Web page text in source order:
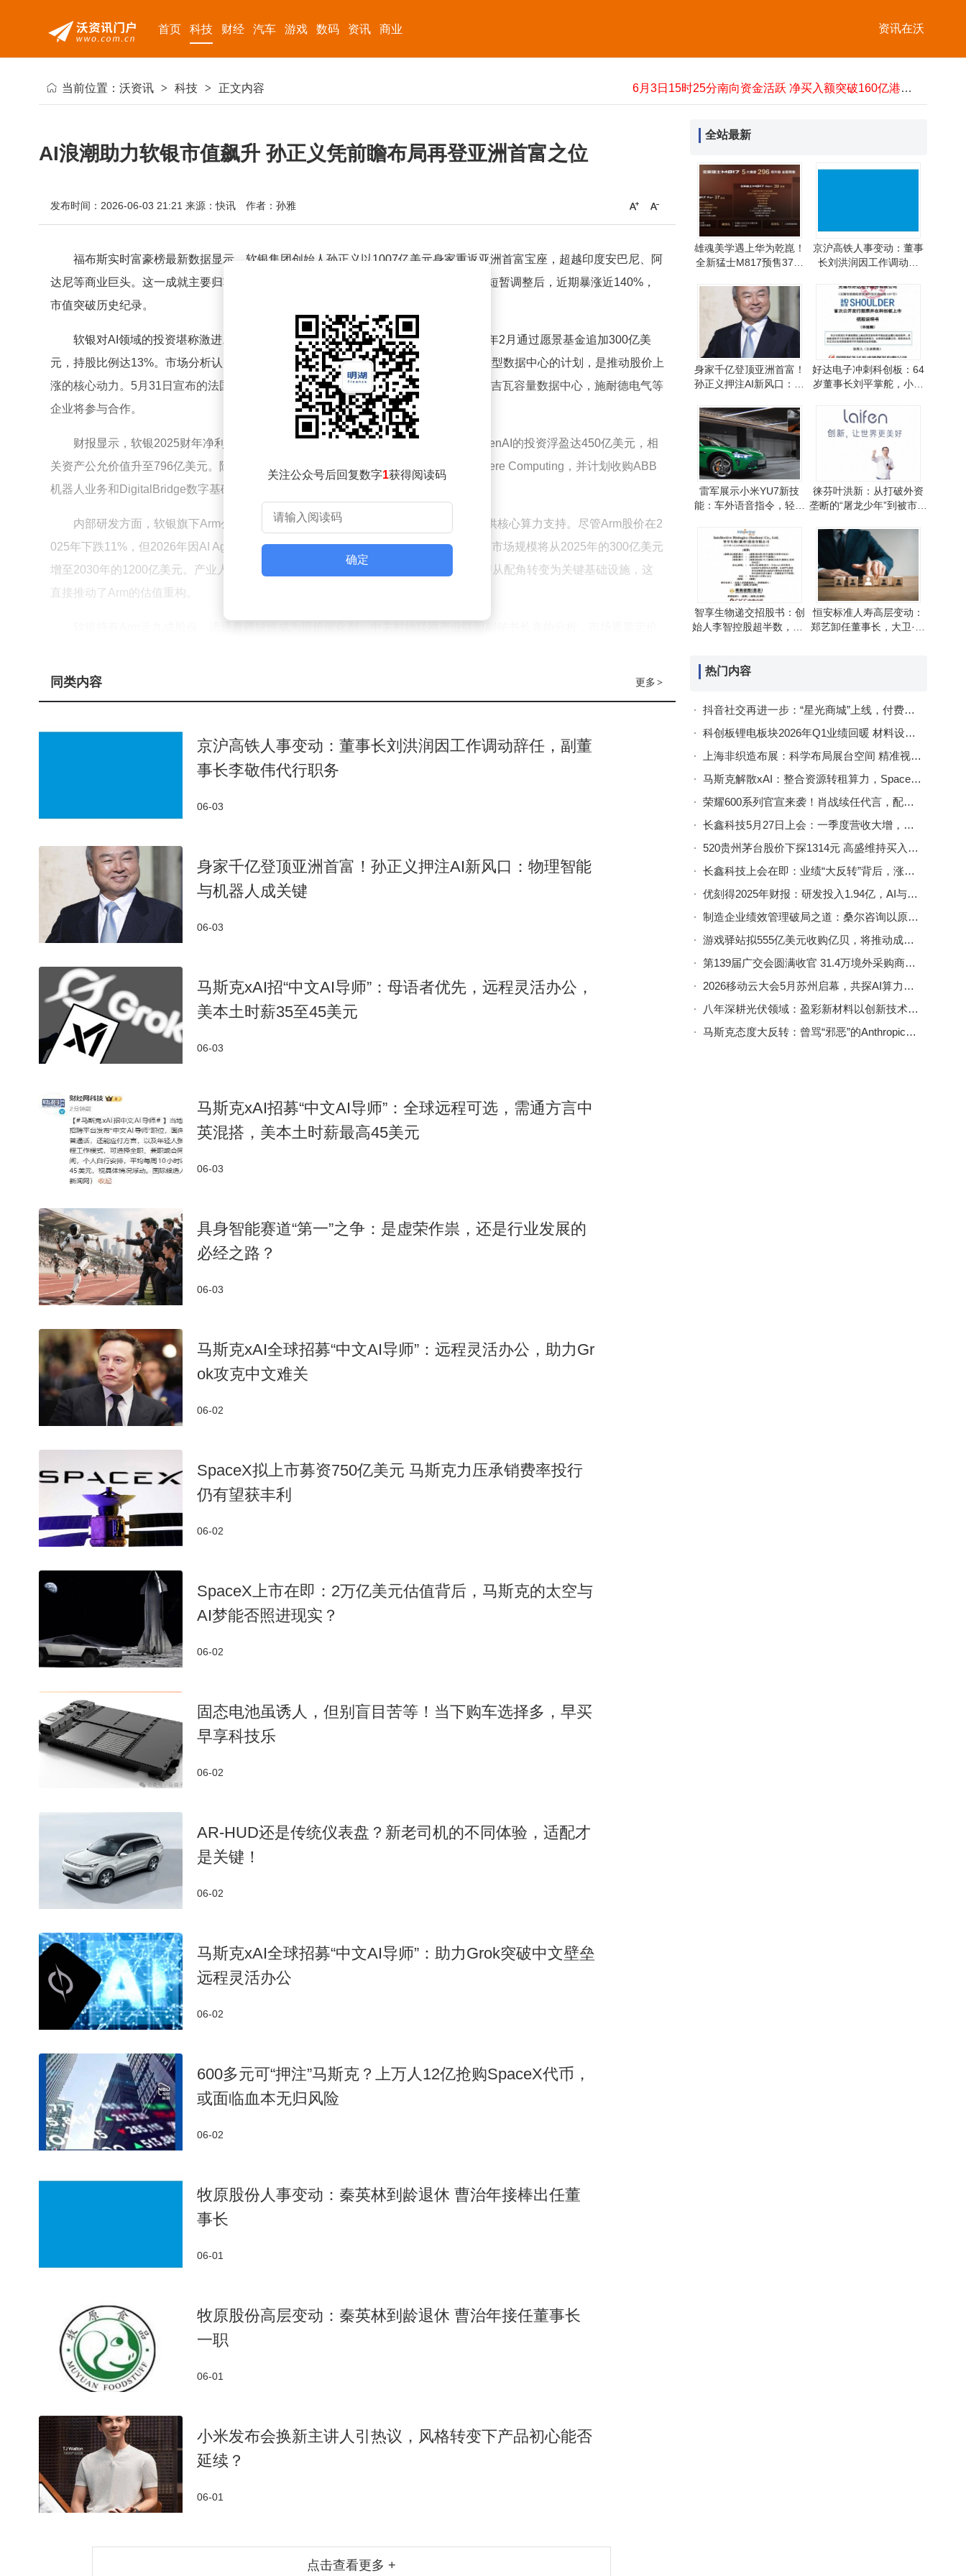
资讯在沃
首页 科技 财经 汽车 游戏 数码 资讯 商业
身家千亿登顶亚洲首富！孙正义押注AI新风口：物理智能与机器人成关键
小米YU7智能泊车新突破：车外语音指令，轻松驶出极限窄车位
蓝思科技股价创新高！周群飞身价一日近增百亿 玻璃基板业务引关注
当前位置： 沃资讯 > 科技 > 正文内容
AI浪潮助力软银市值飙升 孙正义凭前瞻布局再登亚洲首富之位
发布时间：2026-06-03 21:21 来源：快讯 作者：孙雅
福布斯实时富豪榜最新数据显示，软银集团创始人孙正义以1007亿美元身家重返亚洲首富宝座，超越印度安巴尼、阿
达尼等商业巨头。这一成就主要归功于软银在人工智能领域的战略布局，其股价在经历短暂调整后，近期暴涨近140%，
市值突破历史纪录。
软银对AI领域的投资堪称激进。仅对OpenAI的累计投资就超过600亿美元，其中今年2月通过愿景基金追加300亿美
元，持股比例达13%。市场分析认为，OpenAI估值持续攀升，以及软银在法国建设超大型数据中心的计划，是推动股价上
涨的核心动力。5月31日宣布的法国AI基础设施项目总投资达14万亿日元，首期将建设3吉瓦容量数据中心，施耐德电气等
企业将参与合作。
财报显示，软银2025财年净利润突破5万亿日元，创日本企业历史新高。其中对OpenAI的投资浮盈达450亿美元，相
关资产公允价值升至796亿美元。除OpenAI外，软银还全资收购美国芯片设计公司Ampere Computing，并计划收购ABB
机器人业务和DigitalBridge数字基础设施平台，构建从芯片到应用场景的完整AI生态链。
内部研发方面，软银旗下Arm公司推出首款AI专用芯片Arm AGI CPU，为服务器提供核心算力支持。尽管Arm股价在2
025年下跌11%，但2026年因AI Agent需求激增暴涨200%。瑞银测算，全球AI相关CPU市场规模将从2025年的300亿美元
增至2030年的1200亿美元。产业人士指出，AI Agent需要协调多任务连续执行，使CPU从配角转变为关键基础设施，这
直接推动了Arm的估值重构。
软银持有Arm近九成股份，流通盘稀缺性成为股价催化剂。中关村物联网产业联盟副秘书长袁帅分析，市场重新定价
者对其AI战略的认可。
首富。但这种激进风格也伴随风险：2019年WeWork上市失败导致百亿美元损失，2019年清仓英伟达错过万亿市值盛宴，
2022年持续减持阿里股份回笼资金。面对质疑，孙正义强调AI革命规模是互联网的50倍，当前仅处于起步阶段，短期波动
不会改变长期趋势，反而创造买入机会。
软银的AI转型已见成效。2025年集团投资重心全面转向该领域，通过并购、自研、生态建设三管齐下。从法国数据中
神话，仍需时间检验，但至少在资本市场，投资者已用真金白银投出信任票。
关注公众号后回复数字1获得阅读码
确定
更多 >
同类内容
京沪高铁人事变动：董事长刘洪润因工作调动辞任，副董
事长李敬伟代行职务
06-03
身家千亿登顶亚洲首富！孙正义押注AI新风口：物理智能
与机器人成关键
06-03
马斯克xAI招“中文AI导师”：母语者优先，远程灵活办公，
美本土时薪35至45美元
06-03
马斯克xAI招募“中文AI导师”：全球远程可选，需通方言中
英混搭，美本土时薪最高45美元
06-03
具身智能赛道“第一”之争：是虚荣作祟，还是行业发展的
必经之路？
06-03
马斯克xAI全球招募“中文AI导师”：远程灵活办公，助力Gr
ok攻克中文难关
06-02
SpaceX拟上市募资750亿美元 马斯克力压承销费率投行
仍有望获丰利
06-02
SpaceX上市在即：2万亿美元估值背后，马斯克的太空与
AI梦能否照进现实？
06-02
固态电池虽诱人，但别盲目苦等！当下购车选择多，早买
早享科技乐
06-02
AR-HUD还是传统仪表盘？新老司机的不同体验，适配才
是关键！
06-02
马斯克xAI全球招募“中文AI导师”：助力Grok突破中文壁垒
远程灵活办公
06-02
600多元可“押注”马斯克？上万人12亿抢购SpaceX代币，
或面临血本无归风险
06-02
牧原股份人事变动：秦英林到龄退休 曹治年接棒出任董
事长
06-01
牧原股份高层变动：秦英林到龄退休 曹治年接任董事长
一职
06-01
小米发布会换新主讲人引热议，风格转变下产品初心能否
延续？
06-01
点击查看更多 +
全站最新
雄魂美学遇上华为乾崑！
全新猛士M817预售37万
京沪高铁人事变动：董事
长刘洪润因工作调动辞
职务
身家千亿登顶亚洲首富！
孙正义押注AI新风口：物
好达电子冲刺科创板：64
岁董事长刘平掌舵，小米
雷军展示小米YU7新技
能：车外语音指令，轻松
徕芬叶洪新：从打破外资
垄断的“屠龙少年”到被市场
智享生物递交招股书：创
始人李智控股超半数，CF
恒安标准人寿高层变动：
郑艺卸任董事长，大卫·穆
热门内容
抖音社交再进一步：“星光商城”上线，付费试探能否开启变现新篇？
科创板锂电板块2026年Q1业绩回暖 材料设备细分领域表现亮眼
上海非织造布展：科学布局展台空间 精准视觉营销赢取行业先机
马斯克解散xAI：整合资源转租算力，SpaceXAI开启新算力篇章
荣耀600系列官宣来袭！肖战续任代言，配置亮点全解析
长鑫科技5月27日上会：一季度营收大增，财务数据“爆表”引关注
520贵州茅台股价下探1314元 高盛维持买入评级目标价1616元
长鑫科技上会在即：业绩“大反转”背后，涨价红利与潜在风险并存
优刻得2025年财报：研发投入1.94亿，AI与海外布局成核心增长点
制造企业绩效管理破局之道：桑尔咨询以原创理论与实操经验赋能长效增长
游戏驿站拟555亿美元收购亿贝，将推动成本削减并提供线下门店支持
第139届广交会圆满收官 31.4万境外采购商参会共寻商机
2026移动云大会5月苏州启幕，共探AI算力新动能与智能新空间
八年深耕光伏领域：盈彩新材料以创新技术为电站“增益创收”护航
马斯克态度大反转：曾骂“邪恶”的Anthropic，今成其算力大金主？